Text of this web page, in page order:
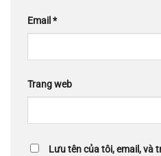
Email *
Trang web
Lưu tên của tôi, email, và